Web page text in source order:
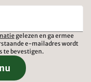
gelezen en ga ermee
e-mailadres wordt
te bevestigen.